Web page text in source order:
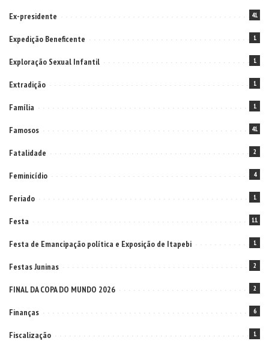
Ex-presidente 41
Expedição Beneficente 1
Exploração Sexual Infantil 1
Extradição 1
Família 1
Famosos 41
Fatalidade 2
Feminicídio 4
Feriado 1
Festa 11
Festa de Emancipação política e Exposição de Itapebi 1
Festas Juninas 2
FINAL DA COPA DO MUNDO 2026 2
Finanças 6
Fiscalização 1